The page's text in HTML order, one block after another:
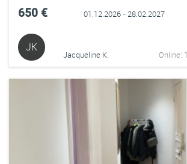
650 € 01.12.2026 - 28.02.2027
JK
Jacqueline K. Online: